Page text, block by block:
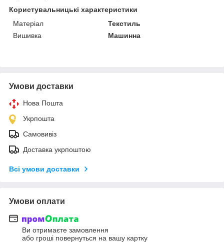
Користувальницькі характеристики
Матеріал
Текстиль
Вишивка
Машинна
Умови доставки
Нова Пошта
Укрпошта
Самовивіз
Доставка укрпоштою
Всі умови доставки
Умови оплати
Ви отримаєте замовлення
або гроші повернуться на вашу картку